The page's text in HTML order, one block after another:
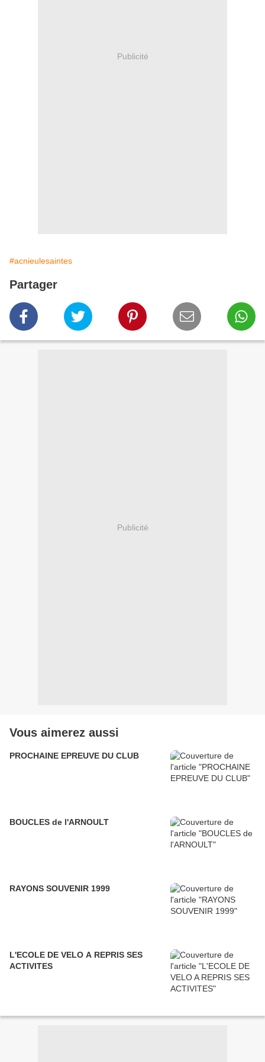
Publicité
#acnieulesaintes
Partager
Publicité
Vous aimerez aussi
PROCHAINE EPREUVE DU CLUB
BOUCLES de l'ARNOULT
RAYONS SOUVENIR 1999
L'ECOLE DE VELO A REPRIS SES
ACTIVITES